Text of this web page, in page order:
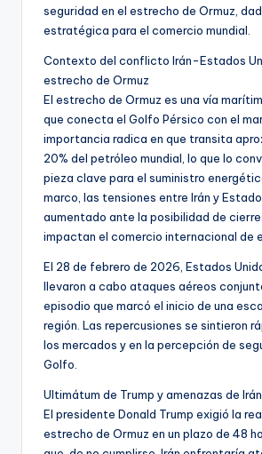
seguridad en el estrecho de Ormuz,
estratégica para el comercio mundial.
Contexto del conflicto Irán-Estados
estrecho de Ormuz
El estrecho de Ormuz es una vía
que conecta el Golfo Pérsico con el
importancia radica en que transita
20% del petróleo mundial, lo que lo
pieza clave para el suministro
marco, las tensiones entre Irán y
aumentado ante la posibilidad de
impactan el comercio internacional de
El 28 de febrero de 2026, Estados
llevaron a cabo ataques aéreos
episodio que marcó el inicio de una
región. Las repercusiones se sintieron
los mercados y en la percepción de
Golfo.
Ultimátum de Trump y amenazas de Irán
El presidente Donald Trump exigió la
estrecho de Ormuz en un plazo de 48